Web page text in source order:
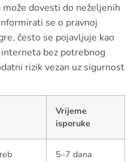
dovesti do neželjenih
se o pravnoj
često se pojavljuje kao
bez potrebnog
rizik vezan uz sigurnost
Vrijeme
isporuke
5–7 dana